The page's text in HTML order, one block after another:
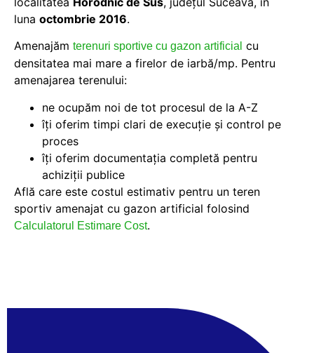
luna octombrie 2016.
Amenajăm terenuri sportive cu gazon artificial cu
densitatea mai mare a firelor de iarbă/mp. Pentru
amenajarea terenului:
ne ocupăm noi de tot procesul de la A-Z
îți oferim timpi clari de execuție și control pe
proces
îți oferim documentația completă pentru
achiziții publice
Află care este costul estimativ pentru un teren
sportiv amenajat cu gazon artificial folosind
Calculatorul Estimare Cost.